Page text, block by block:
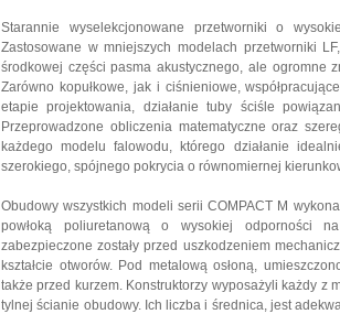
Starannie wyselekcjonowane przetworniki o
Zastosowane w mniejszych modelach przetworniki
środkowej części pasma akustycznego, ale ogromne
Zarówno kopułkowe, jak i ciśnieniowe,
etapie projektowania, działanie tuby ściśle
Przeprowadzone obliczenia matematyczne oraz
każdego modelu falowodu, którego działanie
szerokiego, spójnego pokrycia o równomiernej
Obudowy wszystkich modeli serii COMPACT M
powłoką poliuretanową o wysokiej odporności
zabezpieczone zostały przed uszkodzeniem
kształcie otworów. Pod metalową osłoną,
także przed kurzem. Konstruktorzy wyposażyli każdy
tylnej ścianie obudowy. Ich liczba i średnica, jest